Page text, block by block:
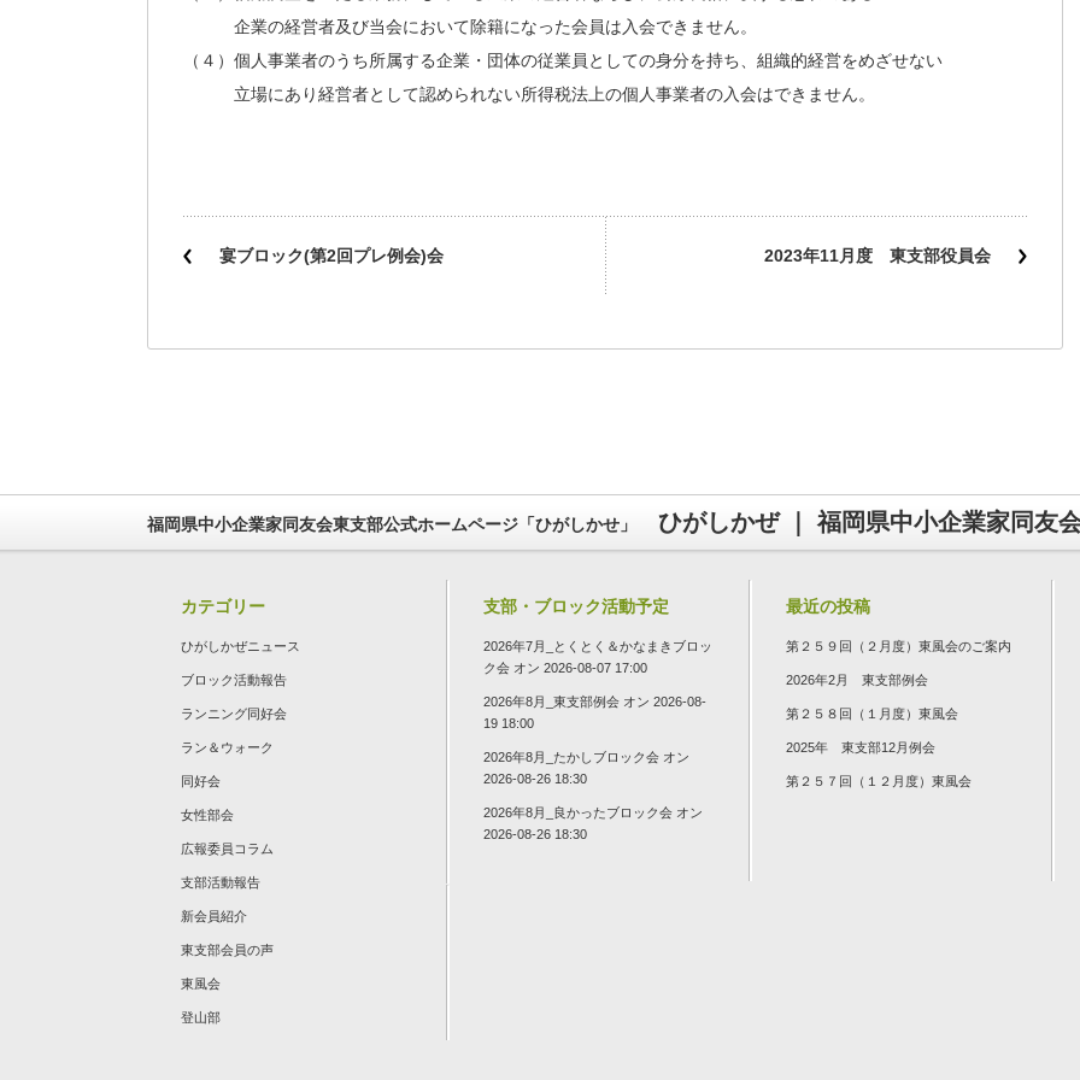
企業の経営者及び当会において除籍になった会員は入会できません。
（４）個人事業者のうち所属する企業・団体の従業員としての身分を持ち、組織的経営をめざせない
立場にあり経営者として認められない所得税法上の個人事業者の入会はできません。
宴ブロック(第2回プレ例会)会 2023年11月度 東支部役員会
福岡県中小企業家同友会東支部公式ホームページ「ひがしかせ」 ひがしかぜ ｜ 福岡県中小企業家同友
カテゴリー
ひがしかぜニュース
ブロック活動報告
ランニング同好会
ラン＆ウォーク
同好会
女性部会
広報委員コラム
支部活動報告
新会員紹介
東支部会員の声
東風会
登山部
支部・ブロック活動予定
2026年7月_とくとく＆かなまきブロッ
ク会 オン 2026-08-07 17:00
2026年8月_東支部例会 オン 2026-08-
19 18:00
2026年8月_たかしブロック会 オン
2026-08-26 18:30
2026年8月_良かったブロック会 オン
2026-08-26 18:30
最近の投稿
第２５９回（２月度）東風会のご案内
2026年2月 東支部例会
第２５８回（１月度）東風会
2025年 東支部12月例会
第２５７回（１２月度）東風会